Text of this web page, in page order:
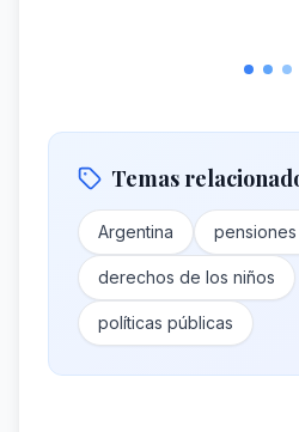
Temas
Argentina pensiones
derechos de los niños
políticas públicas